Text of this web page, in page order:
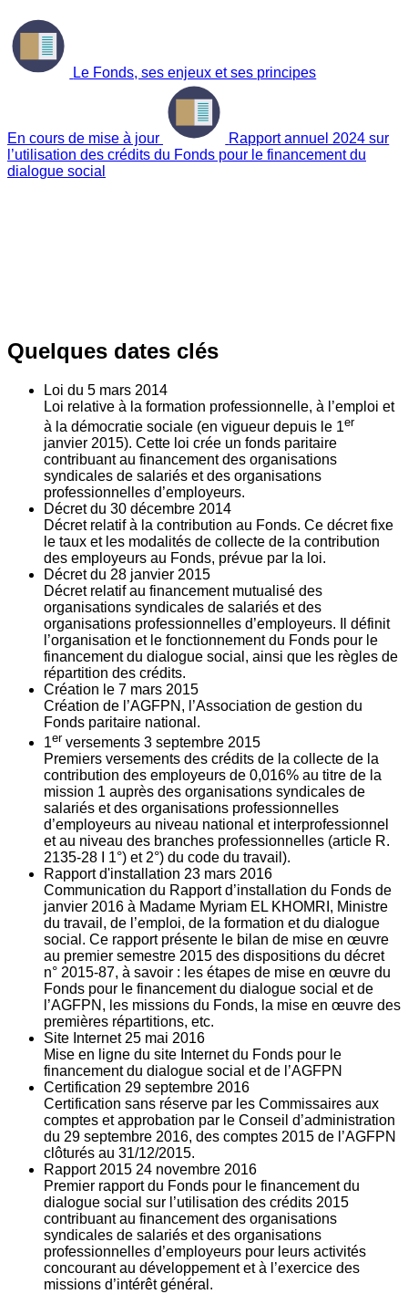
Le Fonds, ses enjeux et ses principes
En cours de mise à jour
Rapport annuel 2024 sur
l’utilisation des crédits du Fonds pour le financement du
dialogue social
Quelques dates clés
Loi du 5 mars 2014
Loi relative à la formation professionnelle, à l’emploi et
à la démocratie sociale (en vigueur depuis le 1er
janvier 2015). Cette loi crée un fonds paritaire
contribuant au financement des organisations
syndicales de salariés et des organisations
professionnelles d’employeurs.
Décret du 30 décembre 2014
Décret relatif à la contribution au Fonds. Ce décret fixe
le taux et les modalités de collecte de la contribution
des employeurs au Fonds, prévue par la loi.
Décret du 28 janvier 2015
Décret relatif au financement mutualisé des
organisations syndicales de salariés et des
organisations professionnelles d’employeurs. Il définit
l’organisation et le fonctionnement du Fonds pour le
financement du dialogue social, ainsi que les règles de
répartition des crédits.
Création le 7 mars 2015
Création de l’AGFPN, l’Association de gestion du
Fonds paritaire national.
1er versements 3 septembre 2015
Premiers versements des crédits de la collecte de la
contribution des employeurs de 0,016% au titre de la
mission 1 auprès des organisations syndicales de
salariés et des organisations professionnelles
d’employeurs au niveau national et interprofessionnel
et au niveau des branches professionnelles (article R.
2135‐28 I 1°) et 2°) du code du travail).
Rapport d'installation 23 mars 2016
Communication du Rapport d’installation du Fonds de
janvier 2016 à Madame Myriam EL KHOMRI, Ministre
du travail, de l’emploi, de la formation et du dialogue
social. Ce rapport présente le bilan de mise en œuvre
au premier semestre 2015 des dispositions du décret
n° 2015-87, à savoir : les étapes de mise en œuvre du
Fonds pour le financement du dialogue social et de
l’AGFPN, les missions du Fonds, la mise en œuvre des
premières répartitions, etc.
Site Internet 25 mai 2016
Mise en ligne du site Internet du Fonds pour le
financement du dialogue social et de l’AGFPN
Certification 29 septembre 2016
Certification sans réserve par les Commissaires aux
comptes et approbation par le Conseil d’administration
du 29 septembre 2016, des comptes 2015 de l’AGFPN
clôturés au 31/12/2015.
Rapport 2015 24 novembre 2016
Premier rapport du Fonds pour le financement du
dialogue social sur l’utilisation des crédits 2015
contribuant au financement des organisations
syndicales de salariés et des organisations
professionnelles d’employeurs pour leurs activités
concourant au développement et à l’exercice des
missions d’intérêt général.